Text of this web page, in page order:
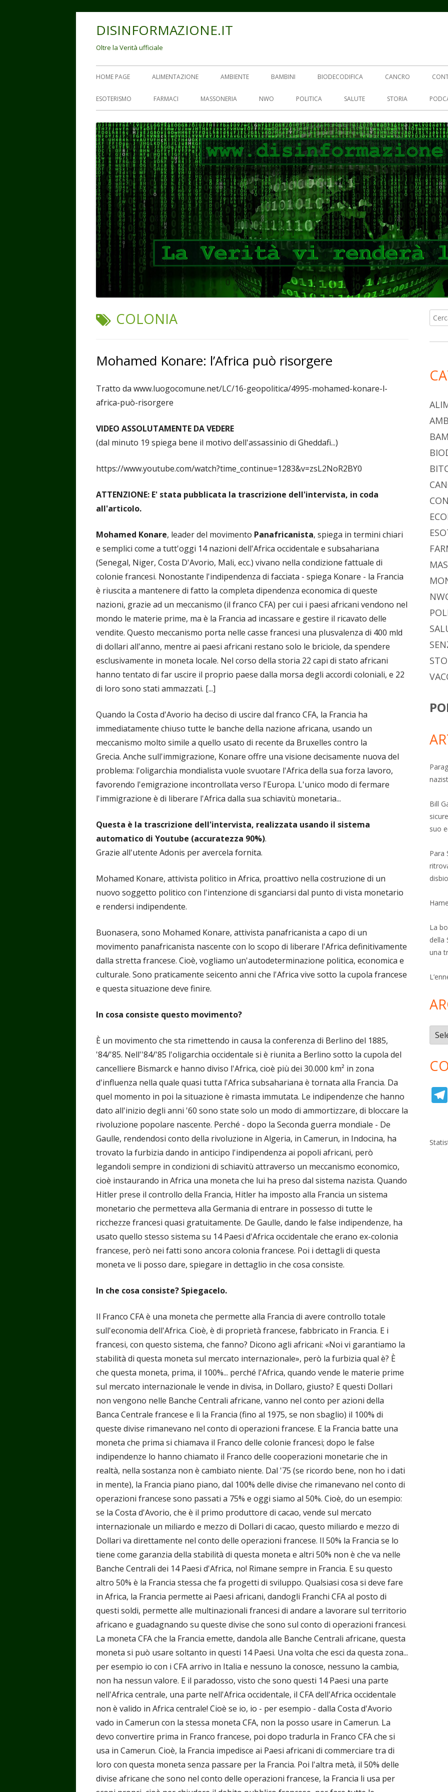
DISINFORMAZIONE.IT
Oltre la Verità ufficiale
Menu
principale
HOME PAGE ALIMENTAZIONE AMBIENTE BAMBINI BIODECODIFICA CANCRO
ESOTERISMO FARMACI MASSONERIA NWO POLITICA SALUTE STORIA
TAG:
COLONIA
Mohamed Konare: l’Africa può risorgere
Tratto da www.luogocomune.net/LC/16-geopolitica/4995-mohamed-konare-l-
africa-può-risorgere
VIDEO ASSOLUTAMENTE DA VEDERE
(dal minuto 19 spiega bene il motivo dell'assassinio di Gheddafi...)
https://www.youtube.com/watch?time_continue=1283&v=zsL2NoR2BY0
ATTENZIONE: E' stata pubblicata la trascrizione dell'intervista, in coda
all'articolo.
Mohamed Konare, leader del movimento Panafricanista, spiega in termini chiari
e semplici come a tutt'oggi 14 nazioni dell'Africa occidentale e subsahariana
(Senegal, Niger, Costa D'Avorio, Mali, ecc.) vivano nella condizione fattuale di
colonie francesi. Nonostante l'indipendenza di facciata - spiega Konare - la Francia
è riuscita a mantenere di fatto la completa dipendenza economica di queste
nazioni, grazie ad un meccanismo (il franco CFA) per cui i paesi africani vendono nel
mondo le materie prime, ma è la Francia ad incassare e gestire il ricavato delle
vendite. Questo meccanismo porta nelle casse francesi una plusvalenza di 400 mld
di dollari all'anno, mentre ai paesi africani restano solo le briciole, da spendere
esclusivamente in moneta locale. Nel corso della storia 22 capi di stato africani
hanno tentato di far uscire il proprio paese dalla morsa degli accordi coloniali, e 22
di loro sono stati ammazzati. [...]
Quando la Costa d'Avorio ha deciso di uscire dal franco CFA, la Francia ha
immediatamente chiuso tutte le banche della nazione africana, usando un
meccanismo molto simile a quello usato di recente da Bruxelles contro la
Grecia. Anche sull'immigrazione, Konare offre una visione decisamente nuova del
problema: l'oligarchia mondialista vuole svuotare l'Africa della sua forza lavoro,
favorendo l'emigrazione incontrollata verso l'Europa. L'unico modo di fermare
l'immigrazione è di liberare l'Africa dalla sua schiavitù monetaria...
Questa è la trascrizione dell'intervista, realizzata usando il sistema
automatico di Youtube (accuratezza 90%).
Grazie all'utente Adonis per avercela fornita.
Mohamed Konare, attivista politico in Africa, proattivo nella costruzione di un
nuovo soggetto politico con l'intenzione di sganciarsi dal punto di vista monetario
e rendersi indipendente.
Buonasera, sono Mohamed Konare, attivista panafricanista a capo di un
movimento panafricanista nascente con lo scopo di liberare l'Africa definitivamente
dalla stretta francese. Cioè, vogliamo un'autodeterminazione politica, economica e
culturale. Sono praticamente seicento anni che l'Africa vive sotto la cupola francese
e questa situazione deve finire.
In cosa consiste questo movimento?
È un movimento che sta rimettendo in causa la conferenza di Berlino del 1885,
'84/'85. Nell''84/'85 l'oligarchia occidentale si è riunita a Berlino sotto la cupola del
cancelliere Bismarck e hanno diviso l'Africa, cioè più dei 30.000 km² in zona
d'influenza nella quale quasi tutta l'Africa subsahariana è tornata alla Francia. Da
quel momento in poi la situazione è rimasta immutata. Le indipendenze che hanno
dato all'inizio degli anni '60 sono state solo un modo di ammortizzare, di bloccare la
rivoluzione popolare nascente. Perché - dopo la Seconda guerra mondiale - De
Gaulle, rendendosi conto della rivoluzione in Algeria, in Camerun, in Indocina, ha
trovato la furbizia dando in anticipo l'indipendenza ai popoli africani, però
legandoli sempre in condizioni di schiavitù attraverso un meccanismo economico,
cioè instaurando in Africa una moneta che lui ha preso dal sistema nazista. Quando
Hitler prese il controllo della Francia, Hitler ha imposto alla Francia un sistema
monetario che permetteva alla Germania di entrare in possesso di tutte le
ricchezze francesi quasi gratuitamente. De Gaulle, dando le false indipendenze, ha
usato quello stesso sistema su 14 Paesi d'Africa occidentale che erano ex-colonia
francese, però nei fatti sono ancora colonia francese. Poi i dettagli di questa
moneta ve li posso dare, spiegare in dettaglio in che cosa consiste.
In che cosa consiste? Spiegacelo.
Il Franco CFA è una moneta che permette alla Francia di avere controllo totale
sull'economia dell'Africa. Cioè, è di proprietà francese, fabbricato in Francia. E i
francesi, con questo sistema, che fanno? Dicono agli africani: «Noi vi garantiamo la
stabilità di questa moneta sul mercato internazionale», però la furbizia qual è? È
che questa moneta, prima, il 100%... perché l'Africa, quando vende le materie prime
sul mercato internazionale le vende in divisa, in Dollaro, giusto? E questi Dollari
non vengono nelle Banche Centrali africane, vanno nel conto per azioni della
Banca Centrale francese e lì la Francia (fino al 1975, se non sbaglio) il 100% di
queste divise rimanevano nel conto di operazioni francese. E la Francia batte una
moneta che prima si chiamava il Franco delle colonie francesi; dopo le false
indipendenze lo hanno chiamato il Franco delle cooperazioni monetarie che in
realtà, nella sostanza non è cambiato niente. Dal '75 (se ricordo bene, non ho i dati
in mente), la Francia piano piano, dal 100% delle divise che rimanevano nel conto di
operazioni francese sono passati a 75% e oggi siamo al 50%. Cioè, do un esempio:
se la Costa d'Avorio, che è il primo produttore di cacao, vende sul mercato
internazionale un miliardo e mezzo di Dollari di cacao, questo miliardo e mezzo di
Dollari va direttamente nel conto delle operazioni francese. Il 50% la Francia se lo
tiene come garanzia della stabilità di questa moneta e altri 50% non è che va nelle
Banche Centrali dei 14 Paesi d'Africa, no! Rimane sempre in Francia. E su questo
altro 50% è la Francia stessa che fa progetti di sviluppo. Qualsiasi cosa si deve fare
in Africa, la Francia permette ai Paesi africani, dandogli Franchi CFA al posto di
questi soldi, permette alle multinazionali francesi di andare a lavorare sul territorio
africano e guadagnando su queste divise che sono sul conto di operazioni francesi.
La moneta CFA che la Francia emette, dandola alle Banche Centrali africane, questa
moneta si può usare soltanto in questi 14 Paesi. Una volta che esci da questa zona...
per esempio io con i CFA arrivo in Italia e nessuno la conosce, nessuno la cambia,
non ha nessun valore. E il paradosso, visto che sono questi 14 Paesi una parte
nell'Africa centrale, una parte nell'Africa occidentale, il CFA dell'Africa occidentale
non è valido in Africa centrale! Cioè se io, io - per esempio - dalla Costa d'Avorio
vado in Camerun con la stessa moneta CFA, non la posso usare in Camerun. La
devo convertire prima in Franco francese, poi dopo tradurla in Franco CFA che si
usa in Camerun. Cioè, la Francia impedisce ai Paesi africani di commerciare tra di
loro con questa moneta senza passare per la Francia. Poi l'altra metà, il 50% delle
divise africane che sono nel conto delle operazioni francese, la Francia li usa per
per:
Bill
suo
Para
La
della
una